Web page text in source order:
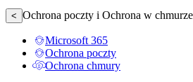
< Ochrona poczty i Ochrona w chmurze
Microsoft 365
Ochrona poczty
Ochrona chmury